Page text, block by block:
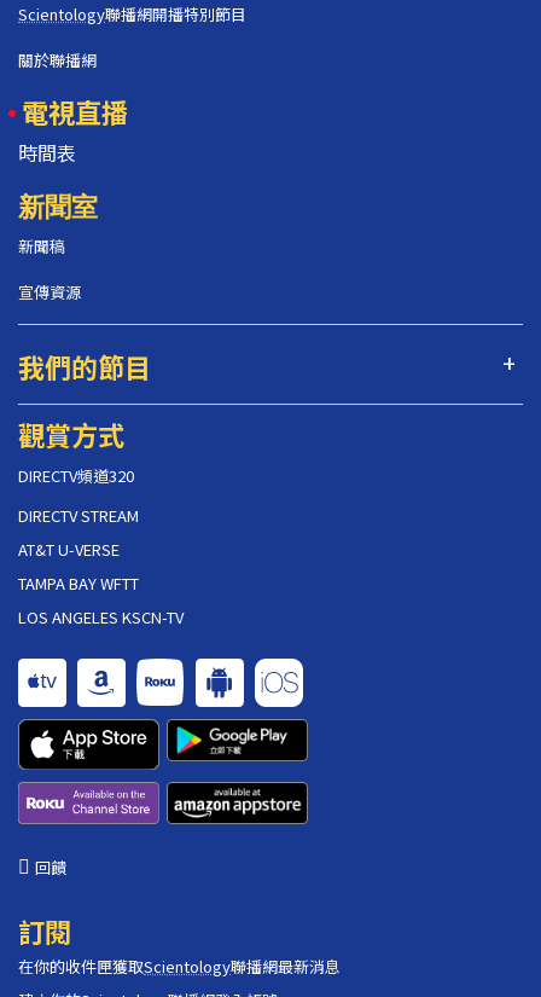
Scientology聯播網開播特別節目
關於聯播網
電視直播
時間表
新聞室
新聞稿
宣傳資源
我們的節目
觀賞方式
DIRECTV頻道320
DIRECTV STREAM
AT&T U-VERSE
TAMPA BAY WFTT
LOS ANGELES KSCN-TV
回饋
訂閱
在你的收件匣獲取Scientology聯播網最新消息